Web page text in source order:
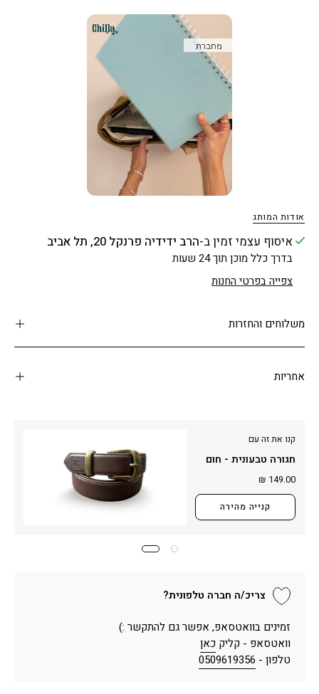
אודות המותג
איסוף עצמי זמין ב-הרב ידידיה פרנקל 20, תל אביב
בדרך כלל מוכן תוך 24 שעות
צפייה בפרטי החנות
משלוחים והחזרות
אחריות
קנו את זה עם
חגורה טבעונית - חום
149.00 ₪
קנייה מהירה
צריכ/ה חברה טלפונית?
זמינים בוואטסאפ, אפשר גם להתקשר :)
וואטסאפ - קליק כאן
טלפון - 0509619356